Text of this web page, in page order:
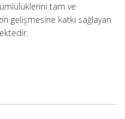
tam ve
gelişmesine katkı sağlayan